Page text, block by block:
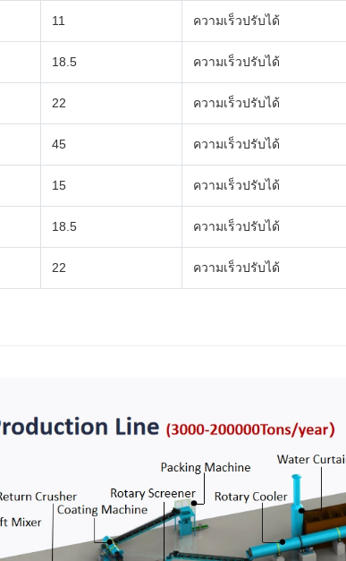
11 ความเร็วปรับได้
18.5 ความเร็วปรับได้
22 ความเร็วปรับได้
45 ความเร็วปรับได้
15 ความเร็วปรับได้
18.5 ความเร็วปรับได้
22 ความเร็วปรับได้